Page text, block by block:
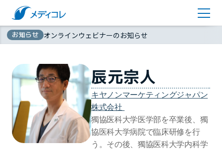
お知らせ オンラインウェビナーのお知らせ
お問い合わせ
無 資料ダウンロード
辰元宗人
キヤノンマーケティングジャパン
株式会社
獨協医科大学医学部を卒業後、獨
協医科大学病院で臨床研修を行
う。その後、獨協医科大学内科学